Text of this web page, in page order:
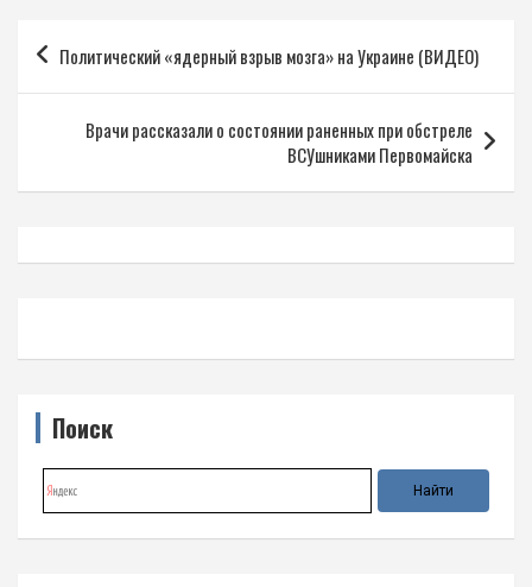
Навигация
по
записям
Политический «ядерный взрыв мозга» на Украине (ВИДЕО)
Врачи рассказали о состоянии раненных при обстреле
ВСУшниками Первомайска
Поиск